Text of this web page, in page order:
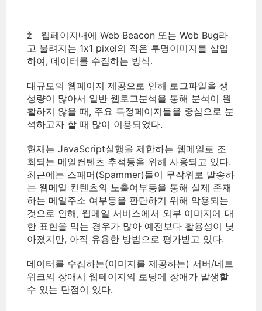
ž 웹페이지내에 Web Beacon 또는 Web Bug라
고 불려지는 1x1 pixel의 작은 투명이미지를 삽입
하여, 데이터를 수집하는 방식.
대규모의 웹페이지 제공으로 인해 로그파일을 생
성량이 많아서 일반 웹로그분석을 통해 분석이 원
활하지 않을 때, 주요 특정페이지들을 중심으로 분
석하고자 할 때 많이 이용되었다.
현재는 JavaScript실행을 제한하는 웹메일로 조
회되는 메일컨텐츠 추적등을 위해 사용되고 있다.
최근에는 스패머(Spammer)들이 무작위로 발송하
는 웹메일 컨텐츠의 노출여부등을 통해 실제 존재
하는 메일주소 여부등을 판단하기 위해 악용되는
것으로 인해, 웹메일 서비스에서 외부 이미지에 대
한 표현을 막는 경우가 많아 예전보다 활용성이 낮
아졌지만, 아직 유용한 방법으로 평가받고 있다.
데이터를 수집하는(이미지를 제공하는) 서버/네트
워크의 장애시 웹페이지의 로딩에 장애가 발생할
수 있는 단점이 있다.